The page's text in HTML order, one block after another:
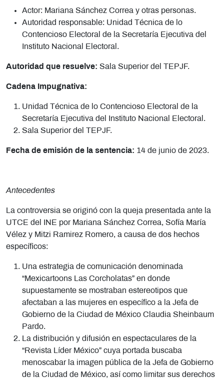
Actor: Mariana Sánchez Correa y otras personas.
Autoridad responsable: Unidad Técnica de lo
Contencioso Electoral de la Secretaría Ejecutiva del
Instituto Nacional Electoral.
Autoridad que resuelve: Sala Superior del TEPJF.
Cadena Impugnativa:
Unidad Técnica de lo Contencioso Electoral de la
Secretaría Ejecutiva del Instituto Nacional Electoral.
Sala Superior del TEPJF.
Fecha de emisión de la sentencia: 14 de junio de 2023.
Antecedentes
La controversia se originó con la queja presentada ante la
UTCE del INE por Mariana Sánchez Correa, Sofía María
Vélez y Mitzi Ramirez Romero, a causa de dos hechos
específicos:
Una estrategia de comunicación denominada
“Mexicartoons Las Corcholatas” en donde
supuestamente se mostraban estereotipos que
afectaban a las mujeres en específico a la Jefa de
Gobierno de la Ciudad de México Claudia Sheinbaum
Pardo.
La distribución y difusión en espectaculares de la
“Revista Líder México” cuya portada buscaba
menoscabar la imagen pública de la Jefa de Gobierno
de la Ciudad de México, así como limitar sus derechos